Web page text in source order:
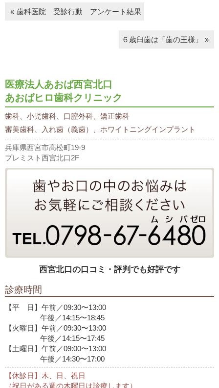
歯科医院 受診行動 アンケート結果
６歳臼歯は「歯の王様」
医療法人あおば西宮北口
あおばヒロ歯科クリニック
歯科、小児歯科、口腔外科、矯正歯科
審美歯科、入れ歯（義歯）、ホワイトニングインプラント
兵庫県西宮市高松町19-9
プレミスト西宮北口2F
西宮北口の口コミ・評判でも好評です
診療時間
【平 日】午前／09:30〜13:00
午後／14:15〜18:45
【火曜日】午前／09:30〜13:00
午後／14:15〜17:45
【土曜日】午前／09:00〜13:00
午後／14:30〜17:00
【休診日】木、日、祝日
（祝日がある週の木曜日は診療します）